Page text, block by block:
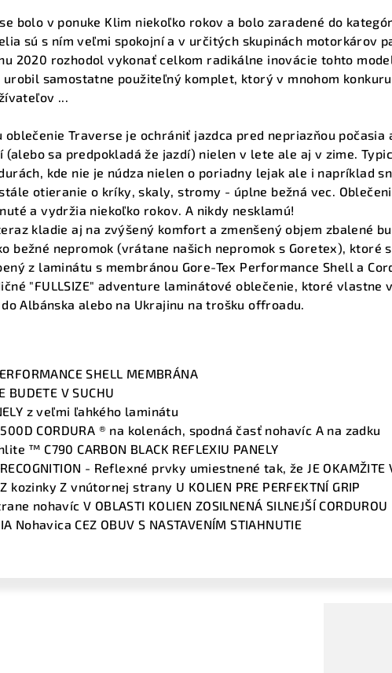
bolo v ponuke Klim niekoľko rokov a bolo zaradené do
sú s ním veľmi spokojní a v určitých skupinách motorkárov
2020 rozhodol vykonať celkom radikálne inovácie tohto
urobil samostatne použiteľný komplet, ktorý v mnohom
...
oblečenie Traverse je ochrániť jazdca pred nepriazňou
(alebo sa predpokladá že jazdí) nielen v lete ale aj v zime.
kde nie je núdza nielen o poriadny lejak ale i napríklad
otieranie o kríky, skaly, stromy - úplne bežná vec.
a vydržia niekoľko rokov. A nikdy nesklamú!
kladie aj na zvýšený komfort a zmenšený objem zbalené
bežné nepromok (vrátane našich nepromok s Goretex),
z laminátu s membránou Gore-Tex Performance Shell a
"FULLSIZE" adventure laminátové oblečenie, ktoré
Albánska alebo na Ukrajinu na trošku offroadu.
SHELL MEMBRÁNA
BUDETE V SUCHU
z veľmi ľahkého laminátu
500D CORDURA ® na kolenách, spodná časť nohavíc A na zadku
™ C790 CARBON BLACK REFLEXIU PANELY
- Reflexné prvky umiestnené tak, že JE OKAMŽITE
Z kozinky Z vnútornej strany U KOLIEN PRE PERFEKTNÍ GRIP
nohavíc V OBLASTI KOLIEN ZOSILNENÁ SILNEJŠÍ CORDUROU
Nohavica CEZ OBUV S NASTAVENÍM STIAHNUTIE